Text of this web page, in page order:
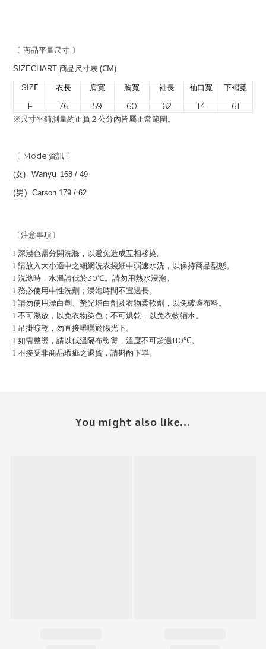
〔 商品平量尺寸 〕
SIZECHART 商品尺寸表 (CM)
SIZE 衣長 肩寬 胸寬 袖長 袖口寬 下襬寬
F 76 59 60 62 14 61
※尺寸平鋪測量約正負２公分內皆屬正常範圍。
〔 Model資訊 〕
(女) Wanyu 168 / 49
(男) Carson 179 / 62
〔注意事項〕
l 深淺色需分開洗滌，以避免造成互相移染。
l 請放入大小適中之細網洗衣袋細中弱速水洗，以保持商品型態。
l 洗滌時，水溫請低於30℃。請勿用熱水浸泡。
l 務必使用中性洗劑；浸泡時間不宜過長。
l 請勿使用漂白劑、螢光增白劑及衣物柔軟劑，以免破壞布料。
l 不可濕放，以免衣物染色；不可烘乾，以免衣物縮水。
l 吊掛晾乾，勿直接曝曬於陽光下。
l 如需整燙，請以低溫隔布熨燙，溫度不可超過110℃。
l 不接受非商品瑕疵之退貨，請斟酌下單。
You might also like...